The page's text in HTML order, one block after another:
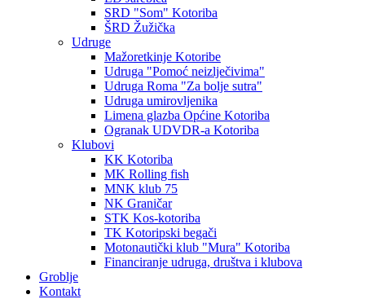
SRD "Som" Kotoriba
ŠRD Žužička
Udruge
Mažoretkinje Kotoribe
Udruga "Pomoć neizlječivima"
Udruga Roma "Za bolje sutra"
Udruga umirovljenika
Limena glazba Općine Kotoriba
Ogranak UDVDR-a Kotoriba
Klubovi
KK Kotoriba
MK Rolling fish
MNK klub 75
NK Graničar
STK Kos-kotoriba
TK Kotoripski begači
Motonautički klub "Mura" Kotoriba
Financiranje udruga, društva i klubova
Groblje
Kontakt